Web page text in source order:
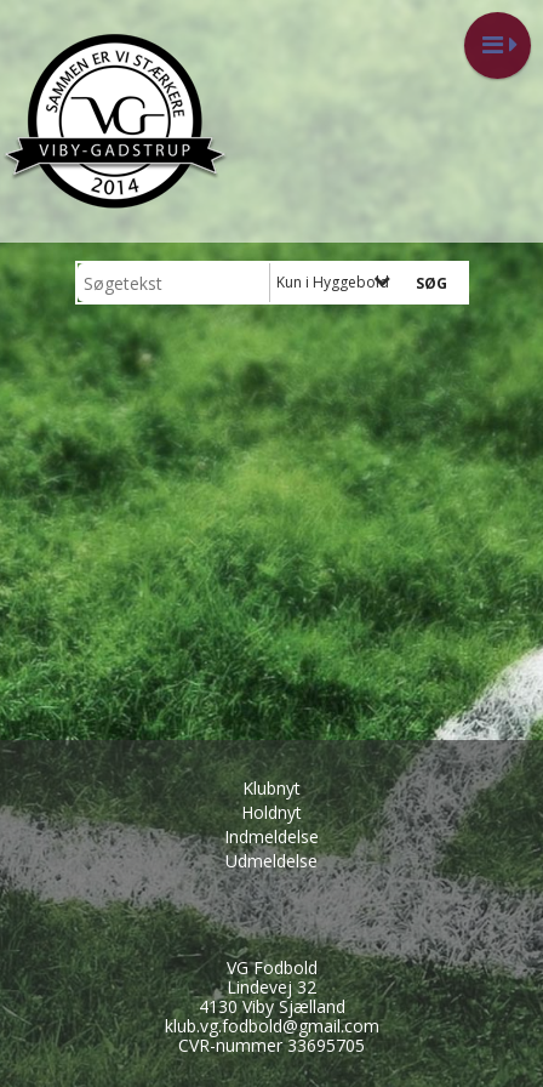
Kun i Hyggebold
Klubnyt
Holdnyt
Indmeldelse
Udmeldelse
VG Fodbold
Lindevej 32
4130 Viby Sjælland
klub.vg.fodbold@gmail.com
CVR-nummer 33695705